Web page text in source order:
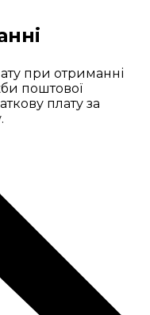
при отриманні
поштової
плату за